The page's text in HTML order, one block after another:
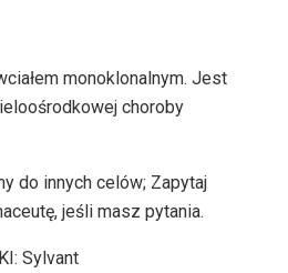
monoklonalnym. Jest
choroby
do innych celów; Zapytaj
jeśli masz pytania.
Sylvant